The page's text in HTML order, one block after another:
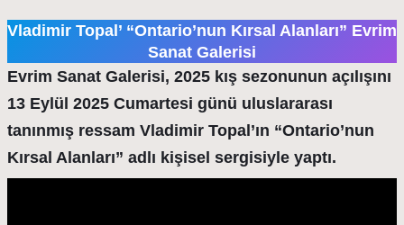
Vladimir Topal’ “Ontario’nun Kırsal Alanları” Evrim
Sanat Galerisi
Evrim Sanat Galerisi, 2025 kış sezonunun açılışını
13 Eylül 2025 Cumartesi günü uluslararası
tanınmış ressam Vladimir Topal’ın “Ontario’nun
Kırsal Alanları” adlı kişisel sergisiyle yaptı.